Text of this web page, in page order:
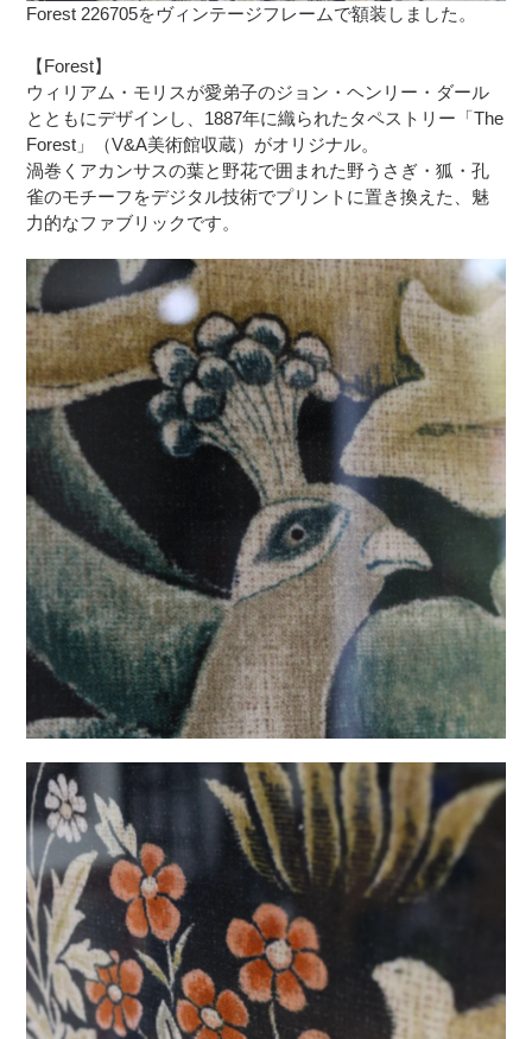
Forest 226705をヴィンテージフレームで額装しました。
【Forest】
ウィリアム・モリスが愛弟子のジョン・ヘンリー・ダール
とともにデザインし、1887年に織られたタペストリー「The
Forest」（V&A美術館収蔵）がオリジナル。
渦巻くアカンサスの葉と野花で囲まれた野うさぎ・狐・孔
雀のモチーフをデジタル技術でプリントに置き換えた、魅
力的なファブリックです。